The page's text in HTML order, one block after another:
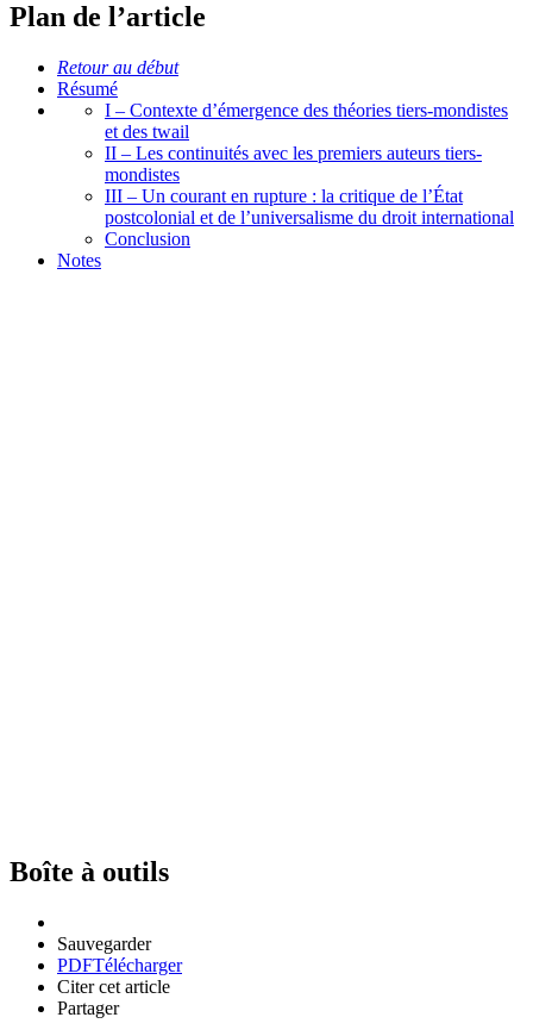
Plan de l’article
Retour au début
Résumé
I – Contexte d’émergence des théories tiers-mondistes
et des twail
II – Les continuités avec les premiers auteurs tiers-
mondistes
III – Un courant en rupture : la critique de l’État
postcolonial et de l’universalisme du droit international
Conclusion
Notes
Boîte à outils
Sauvegarder
PDFTélécharger
Citer cet article
Partager